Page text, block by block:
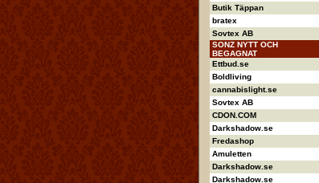
Butik Täppan
bratex
Sovtex AB
SONZ NYTT OCH
BEGAGNAT
Ettbud.se
Boldliving
cannabislight.se
Sovtex AB
CDON.COM
Darkshadow.se
Fredashop
Amuletten
Darkshadow.se
Darkshadow.se